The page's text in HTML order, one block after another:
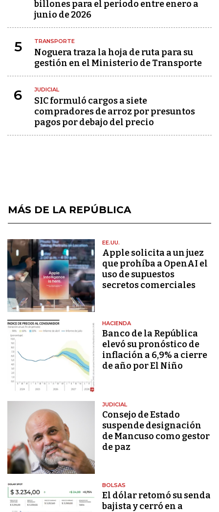
billones para el periodo entre enero a
junio de 2026
5 TRANSPORTE
Noguera traza la hoja de ruta para su
gestión en el Ministerio de Transporte
6 JUDICIAL
SIC formuló cargos a siete
compradores de arroz por presuntos
pagos por debajo del precio
MÁS DE LA REPÚBLICA
EE.UU.
Apple solicita a un juez
que prohíba a OpenAI el
uso de supuestos
secretos comerciales
HACIENDA
Banco de la República
elevó su pronóstico de
inflación a 6,9% a cierre
de año por El Niño
JUDICIAL
Consejo de Estado
suspende designación
de Mancuso como gestor
de paz
BOLSAS
El dólar retomó su senda
bajista y cerró en a